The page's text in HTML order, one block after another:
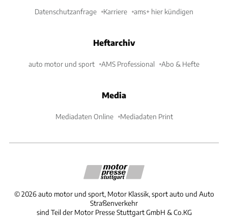
Datenschutzanfrage Karriere ams+ hier kündigen
Heftarchiv
auto motor und sport AMS Professional Abo & Hefte
Media
Mediadaten Online Mediadaten Print
©2026 auto motor und sport, Motor Klassik, sport auto und Auto
Straßenverkehr
sind Teil der Motor Presse Stuttgart GmbH & Co.KG